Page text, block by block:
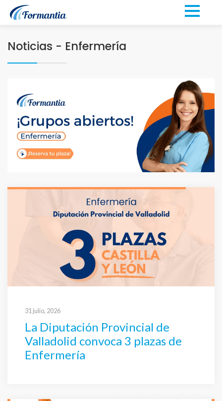
Noticias - Enfermería
31 julio, 2026
La Diputación Provincial de
Valladolid convoca 3 plazas de
Enfermería